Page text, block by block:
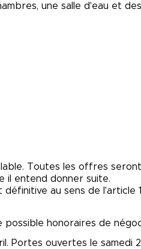
une salle d'eau et
Toutes les offres
il entend donner suite.
au sens de l'article
honoraires de
Portes ouvertes le samedi